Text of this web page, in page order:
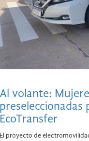
Al volante:
preseleccionadas
EcoTransfer
El proyecto de